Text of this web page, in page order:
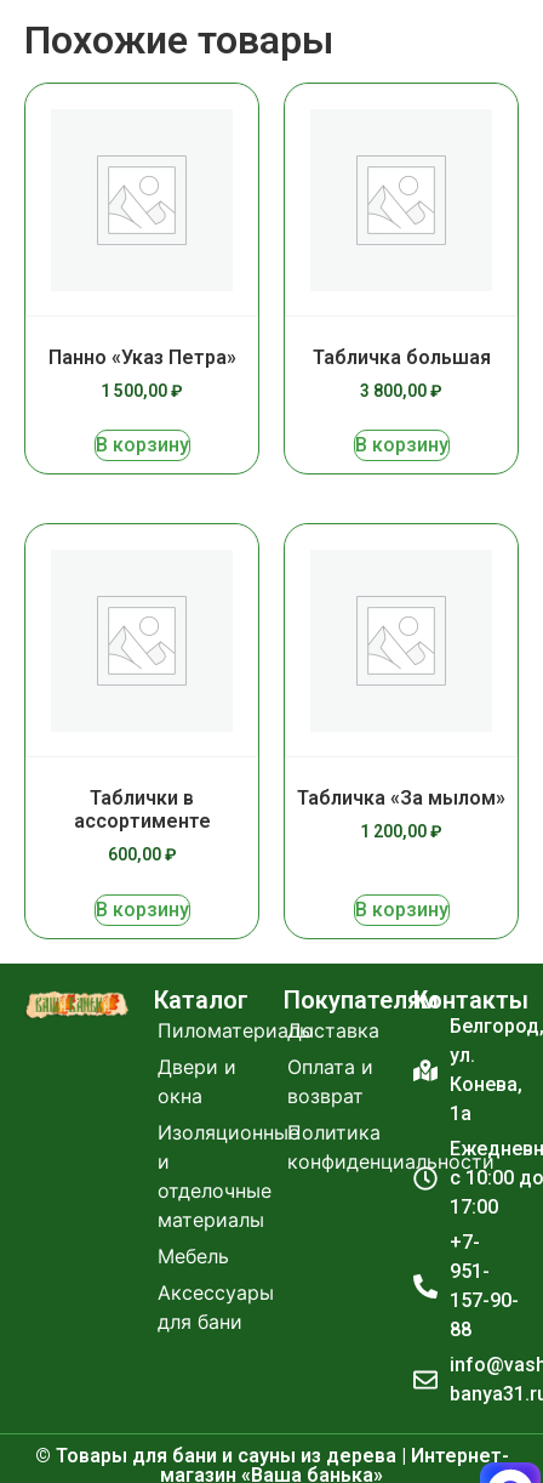
Похожие товары
Панно «Указ Петра»
1 500,00₽
В корзину
Табличка большая
3 800,00₽
В корзину
Таблички в
ассортименте
600,00₽
В корзину
Табличка «За мылом»
1 200,00₽
В корзину
Каталог
Пиломатериалы
Двери и
окна
Изоляционные
и
отделочные
материалы
Мебель
Аксессуары
для бани
Покупателям
Доставка
Оплата и
возврат
Политика
конфиденциальности
Контакты
Белгород,
ул.
Конева,
1а
с 10:00 до
17:00
+7-
951-
157-90-
88
© Товары для бани и сауны из дерева | Интернет-
магазин «Ваша банька»